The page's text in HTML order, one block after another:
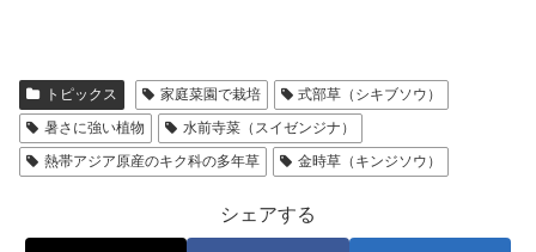
トピックス 家庭菜園で栽培
式部草（シキブソウ）
暑さに強い植物
水前寺菜（スイゼンジナ）
熱帯アジア原産のキク科の多年草
金時草（キンジソウ）
シェアする